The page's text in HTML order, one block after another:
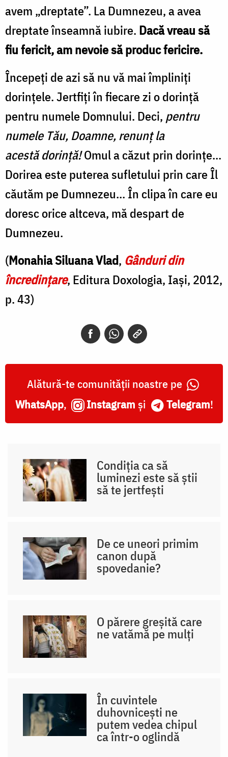
avem „dreptate”. La Dumnezeu, a avea
dreptate înseamnă iubire. Dacă vreau să
fiu fericit, am nevoie să produc fericire.
Începeți de azi să nu vă mai împliniți
dorințele. Jertfiți în fiecare zi o dorință
pentru numele Domnului. Deci, pentru
numele Tău, Doamne, renunț la
acestă dorință!Omul a căzut prin dorințe...
Dorirea este puterea sufletului prin care Îl
căutăm pe Dumnezeu... În clipa în care eu
doresc orice altceva, mă despart de
Dumnezeu.
(Monahia Siluana Vlad, Gânduri din
încredințare, Editura Doxologia, Iași, 2012,
p. 43)
Alătură-te comunității noastre pe
WhatsApp, Instagram și Telegram!
Condiția ca să
luminezi este să știi
să te jertfești
De ce uneori primim
canon după
spovedanie?
O părere greșită care
ne vatămă pe mulți
În cuvintele
duhovnicești ne
putem vedea chipul
ca într-o oglindă